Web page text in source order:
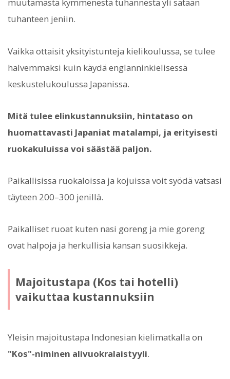
muutamasta kymmenestä tuhannesta yli sataan
tuhanteen jeniin.
Vaikka ottaisit yksityistunteja kielikoulussa, se tulee
halvemmaksi kuin käydä englanninkielisessä
keskustelukoulussa Japanissa.
Mitä tulee elinkustannuksiin, hintataso on
huomattavasti Japaniat matalampi, ja erityisesti
ruokakuluissa voi säästää paljon.
Paikallisissa ruokaloissa ja kojuissa voit syödä vatsasi
täyteen 200–300 jenillä.
Paikalliset ruoat kuten nasi goreng ja mie goreng
ovat halpoja ja herkullisia kansan suosikkeja.
Majoitustapa (Kos tai hotelli)
vaikuttaa kustannuksiin
Yleisin majoitustapa Indonesian kielimatkalla on
"Kos"-niminen alivuokralaistyyli.